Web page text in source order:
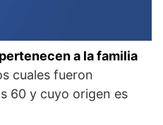
a la familia
cuales fueron
60 y cuyo origen es